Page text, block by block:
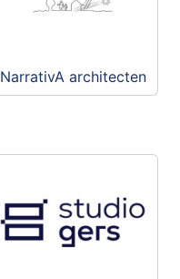
NarrativA architecten